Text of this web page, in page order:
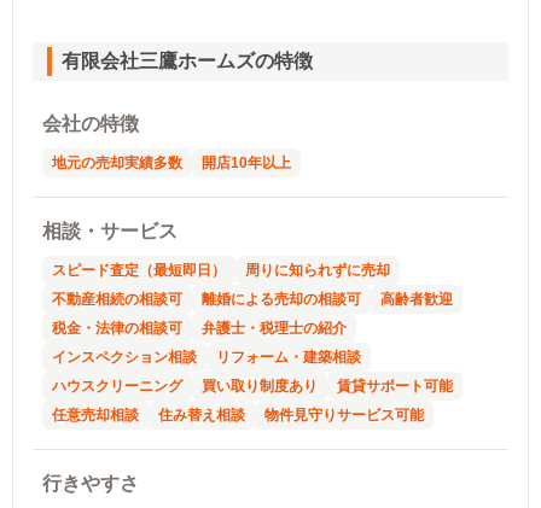
有限会社三鷹ホームズの特徴
会社の特徴
地元の売却実績多数 開店10年以上
相談・サービス
スピード査定（最短即日）
周りに知られずに売却
不動産相続の相談可
離婚による売却の相談可
高齢者歓迎
税金・法律の相談可
弁護士・税理士の紹介
インスペクション相談
リフォーム・建築相談
ハウスクリーニング
買い取り制度あり
賃貸サポート可能
任意売却相談
住み替え相談 物件見守りサービス可能
行きやすさ